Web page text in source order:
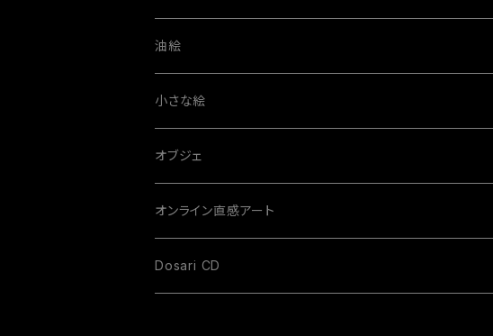
油絵
order paint
S size
M size
小さな絵
オブジェ
オンライン直感アート
Dosari CD